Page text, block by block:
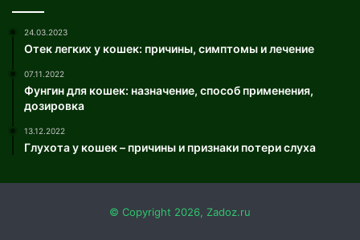
24.03.2023
Отек легких у кошек: причины, симптомы и лечение
07.11.2022
Фунгин для кошек: назначение, способ применения,
дозировка
13.12.2022
Глухота у кошек – причины и признаки потери слуха
© Copyright 2026, Zadoz.ru